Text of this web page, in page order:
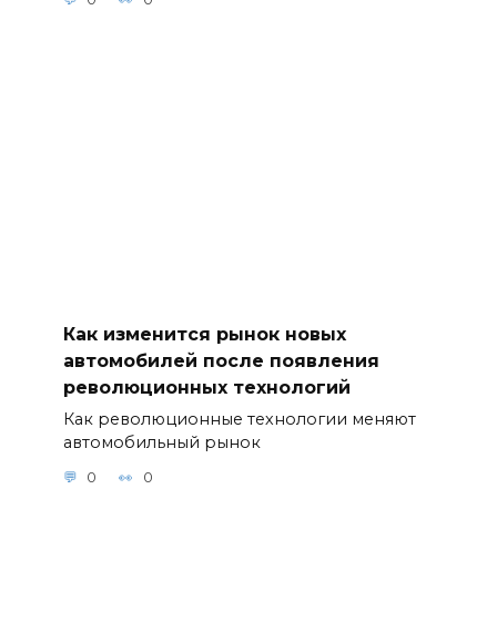
Как изменится рынок новых
автомобилей после появления
революционных технологий
Как революционные технологии меняют
автомобильный рынок
0 0